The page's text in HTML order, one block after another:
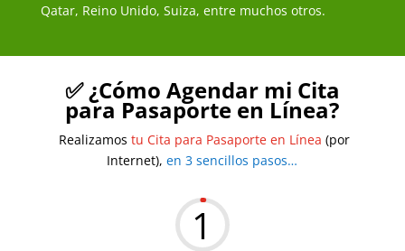
Qatar, Reino Unido, Suiza, entre muchos otros.
✅ ¿Cómo Agendar mi Cita
para Pasaporte en Línea?
Realizamos tu Cita para Pasaporte en Línea (por
Internet),en 3 sencillos pasos…
1